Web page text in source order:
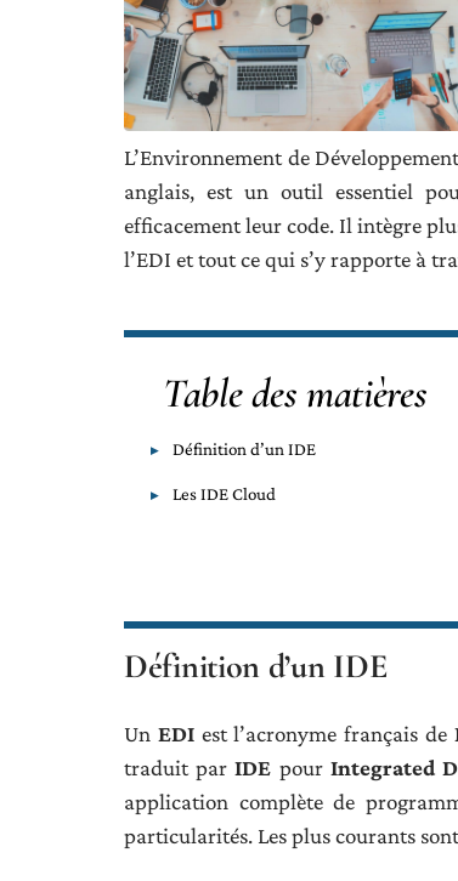
L’Environnement de
anglais, est un outil essentiel
efficacement leur code. Il intègre
l’EDI et tout ce qui s’y rapporte à
Table des matières
Définition d’un IDE
Les IDE Cloud
Définition d’un IDE
Un EDI est l’acronyme français de
traduit parIDE pour Integrated
application complète de
particularités. Les plus courants